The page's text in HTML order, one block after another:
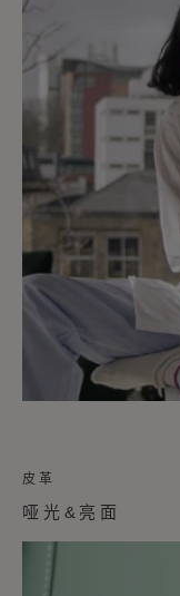
皮革
哑光&亮面